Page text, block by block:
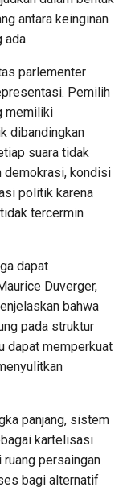
antara keinginan
ada.
parlementer
Pemilih
memiliki
dibandingkan
suara tidak
demokrasi, kondisi
politik karena
tercermin
dapat
Duverger,
bahwa
pada struktur
dapat memperkuat
panjang, sistem
kartelisasi
persaingan
bagi alternatif